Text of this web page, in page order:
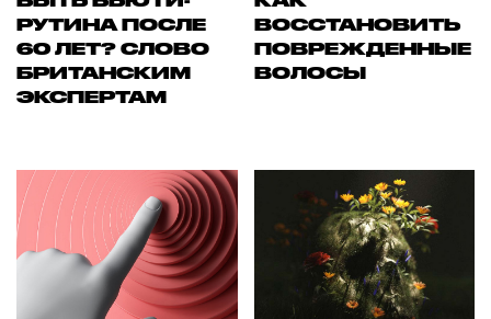
РУТИНА ПОСЛЕ
60 ЛЕТ? СЛОВО
БРИТАНСКИМ
ЭКСПЕРТАМ
ВОССТАНОВИТЬ
ПОВРЕЖДЕННЫЕ
ВОЛОСЫ